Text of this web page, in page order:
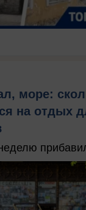
море:
на отдых